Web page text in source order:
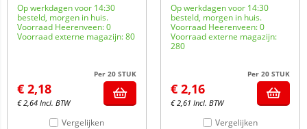
Op werkdagen voor 14:30
besteld, morgen in huis.
Voorraad Heerenveen: 0
Voorraad externe magazijn: 80
Per 20 STUK
€ 2,18
€2,64 Incl. BTW
Vergelijken
Op werkdagen voor 14:30
besteld, morgen in huis.
Voorraad Heerenveen: 0
Voorraad externe magazijn:
280
Per 20 STUK
€ 2,16
€2,61 Incl. BTW
Vergelijken